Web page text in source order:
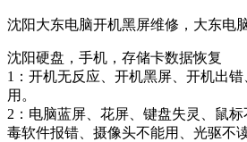
沈阳大东电脑开机黑屏维修，大东电
沈阳硬盘，手机，存储卡数据恢复
1：开机无反应、开机黑屏、开机出
用。
2：电脑蓝屏、花屏、键盘失灵、鼠
毒软件报错、摄像头不能用、光驱不